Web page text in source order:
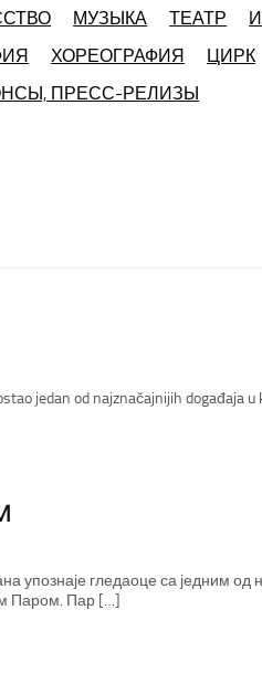
МУЗЫКА ТЕАТР
ХОРЕОГРАФИЯ ЦИРК
ПРЕСС-РЕЛИЗЫ
jedan od najznačajnijih događaja
гледаоце са једним од
Паром. Пар […]